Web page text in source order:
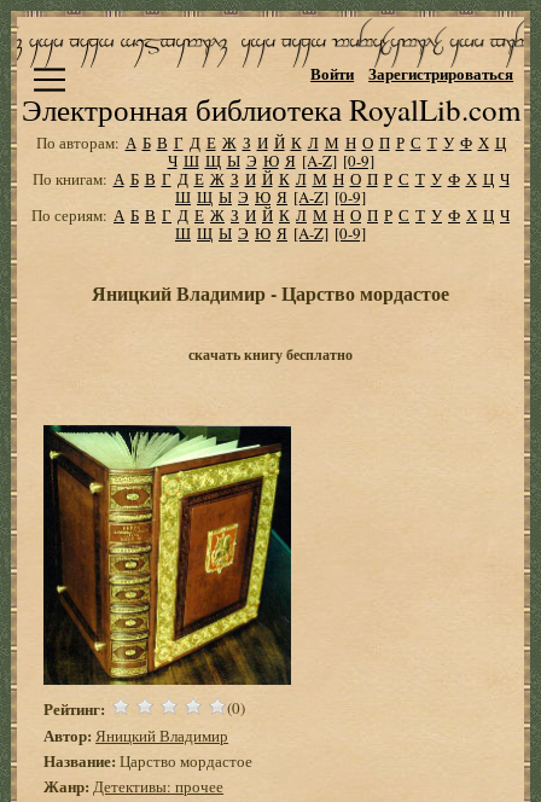
Электронная библиотека RoyalLib.com
Войти Зарегистрироваться
По авторам: А Б В Г Д Е Ж З И Й К Л М Н О П Р С Т У Ф Х Ц
Ч Ш Щ Ы Э Ю Я [A-Z] [0-9]
По книгам: А Б В Г Д Е Ж З И Й К Л М Н О П Р С Т У Ф Х Ц Ч
Ш Щ Ы Э Ю Я [A-Z] [0-9]
По сериям: А Б В Г Д Е Ж З И Й К Л М Н О П Р С Т У Ф Х Ц Ч
Ш Щ Ы Э Ю Я [A-Z] [0-9]
Яницкий Владимир - Царство мордастое
скачать книгу бесплатно
Рейтинг: (0)
Автор: Яницкий Владимир
Название: Царство мордастое
Жанр: Детективы: прочее